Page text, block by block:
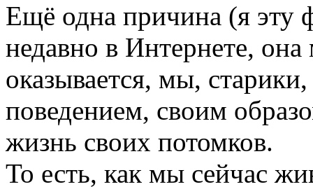
Ещё одна причина (я эту
недавно в Интернете,
оказывается, мы,
поведением, своим
жизнь своих потомков.
То есть, как мы сейчас